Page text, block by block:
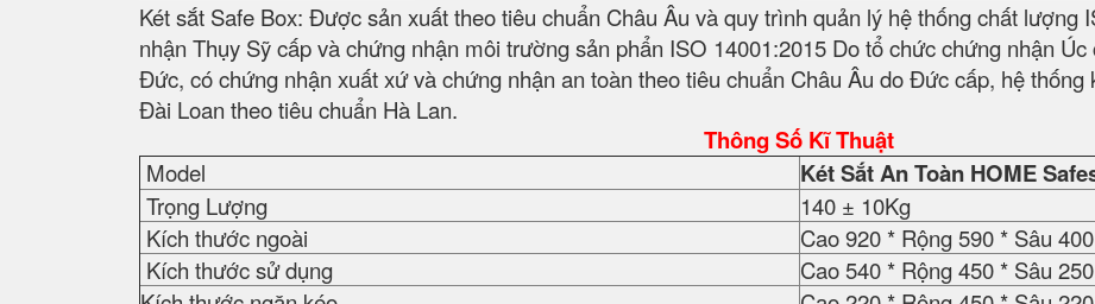
Két sắt Safe Box: Được sản xuất theo tiêu chuẩn Châu Âu và quy trình quản lý hệ thống chất lượng
nhận Thụy Sỹ cấp và chứng nhận môi trường sản phẩn ISO 14001:2015 Do tổ chức chứng nhận
Đức, có chứng nhận xuất xứ và chứng nhận an toàn theo tiêu chuẩn Châu Âu do Đức cấp, hệ
Đài Loan theo tiêu chuẩn Hà Lan.
Thông Số Kĩ Thuật
Model Két Sắt An Toàn HOME
Trọng Lượng
140 ± 10Kg
Kích thước ngoài
Cao 920 * Rộng 590 * Sâu 400
Kích thước sử dụng
Cao 540 * Rộng 450 * Sâu 250